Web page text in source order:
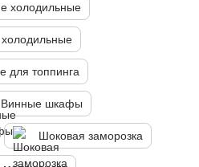
холодильные
для топпинга
Винные шкафы
Шоковая заморозка